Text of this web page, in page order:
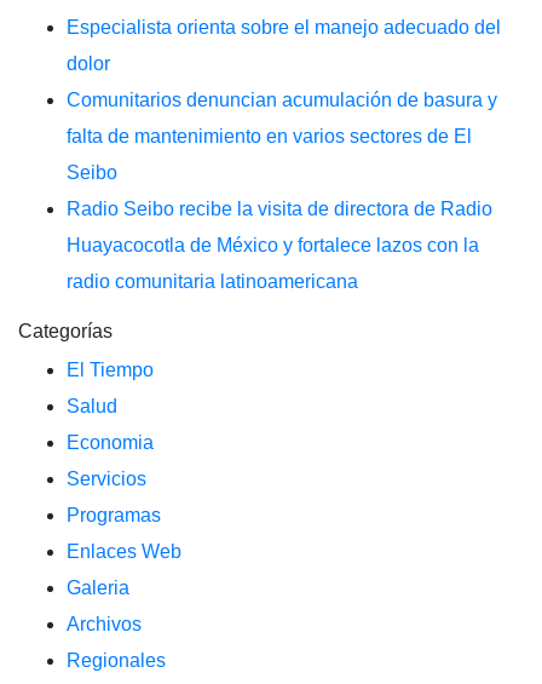
Especialista orienta sobre el manejo adecuado del
dolor
Comunitarios denuncian acumulación de basura y
falta de mantenimiento en varios sectores de El
Seibo
Radio Seibo recibe la visita de directora de Radio
Huayacocotla de México y fortalece lazos con la
radio comunitaria latinoamericana
Categorías
El Tiempo
Salud
Economia
Servicios
Programas
Enlaces Web
Galeria
Archivos
Regionales